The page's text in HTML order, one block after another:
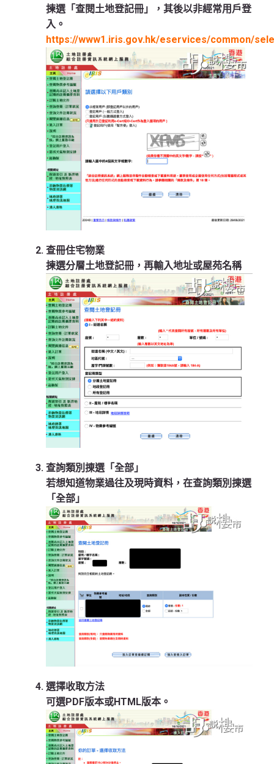
揀選「查閱土地登記冊」，其後以非經常用戶登
入。
https://www1.iris.gov.hk/eservices/common/
查冊住宅物業
揀選分層土地登記冊，再輸入地址或屋苑名稱
查詢類別㨂選「全部」
若想知道物業過往及現時資料，在查詢類別㨂選
「全部」
選擇收取方法
可選PDF版本或HTML版本。